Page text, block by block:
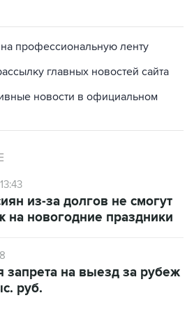
профессиональную ленту
главных новостей сайта
новости в официальном
из-за долгов не смогут
на новогодние праздники
запрета на выезд за рубеж
руб.